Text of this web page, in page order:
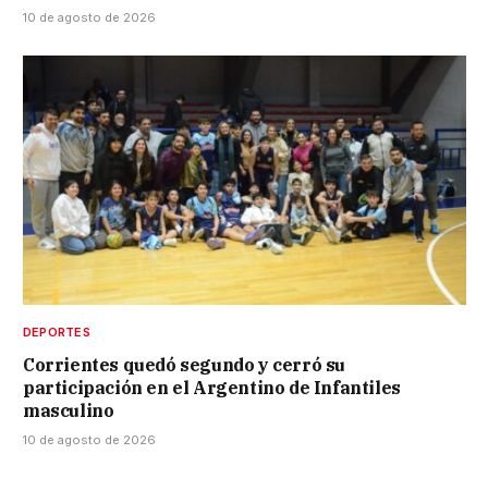
10 de agosto de 2026
DEPORTES
Corrientes quedó segundo y cerró su
participación en el Argentino de Infantiles
masculino
10 de agosto de 2026